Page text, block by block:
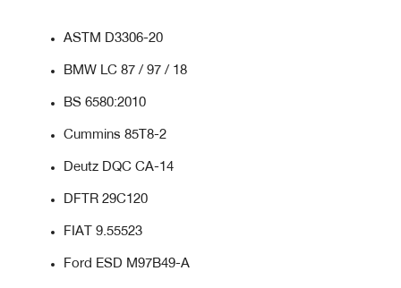
ASTM D3306-20
BMW LC 87 / 97 / 18
BS 6580:2010
Cummins 85T8-2
Deutz DQC CA-14
DFTR 29C120
FIAT 9.55523
Ford ESD M97B49-A